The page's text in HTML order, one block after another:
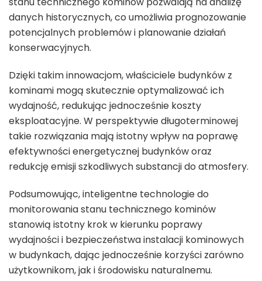
danych historycznych, co umożliwia prognozowanie
potencjalnych problemów i planowanie działań
konserwacyjnych.
Dzięki takim innowacjom, właściciele budynków z
kominami mogą skutecznie optymalizować ich
wydajność, redukując jednocześnie koszty
eksploatacyjne. W perspektywie długoterminowej
takie rozwiązania mają istotny wpływ na poprawę
efektywności energetycznej budynków oraz
redukcję emisji szkodliwych substancji do atmosfery.
Podsumowując, inteligentne technologie do
monitorowania stanu technicznego kominów
stanowią istotny krok w kierunku poprawy
wydajności i bezpieczeństwa instalacji kominowych
w budynkach, dając jednocześnie korzyści zarówno
użytkownikom, jak i środowisku naturalnemu.